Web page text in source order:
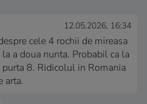
12.05.2026, 16:34
cele 4 rochii de mireasa
a doua nunta. Probabil ca la
purta 8. Ridicolul in Romania
arta.